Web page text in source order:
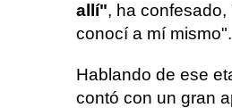
allí", ha
conocí a mí mismo".
Hablando de ese
contó con un gran